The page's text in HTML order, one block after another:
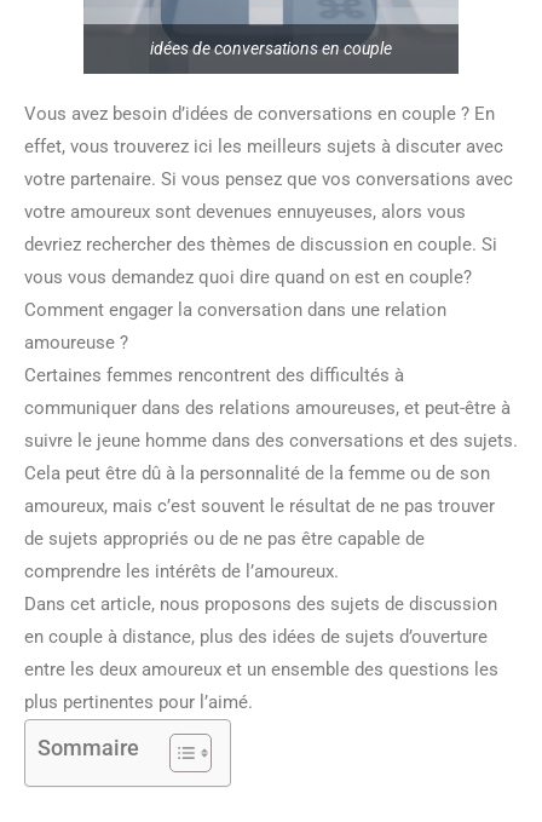
idées de conversations en couple
Vous avez besoin d’idées de conversations en couple ? En
effet, vous trouverez ici les meilleurs sujets à discuter avec
votre partenaire. Si vous pensez que vos conversations avec
votre amoureux sont devenues ennuyeuses, alors vous
devriez rechercher des thèmes de discussion en couple. Si
vous vous demandez quoi dire quand on est en couple?
Comment engager la conversation dans une relation
amoureuse ?
Certaines femmes rencontrent des difficultés à
communiquer dans des relations amoureuses, et peut-être à
suivre le jeune homme dans des conversations et des sujets.
Cela peut être dû à la personnalité de la femme ou de son
amoureux, mais c’est souvent le résultat de ne pas trouver
de sujets appropriés ou de ne pas être capable de
comprendre les intérêts de l’amoureux.
Dans cet article, nous proposons des sujets de discussion
en couple à distance, plus des idées de sujets d’ouverture
entre les deux amoureux et un ensemble des questions les
plus pertinentes pour l’aimé.
Sommaire